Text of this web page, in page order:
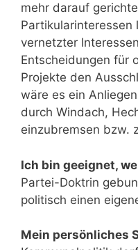
mehr darauf
vernetzter
Entscheidungen für
Projekte den
wäre es ein
durch Windach,
einzubremsen bzw.
Ich bin geeignet,
Partei-Doktrin
politisch einen
Mein persönliches